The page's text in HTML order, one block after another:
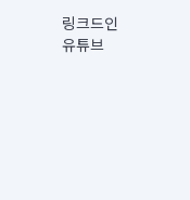
링크드인
유튜브